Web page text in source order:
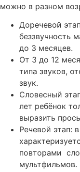
можно в разном
Доречевой
беззвучность
до 3 месяцев.
От 3 до 12
типа звуков,
звук.
Словесный
лет ребёнок
выразить
Речевой этап:
повторами
мультфильмов.